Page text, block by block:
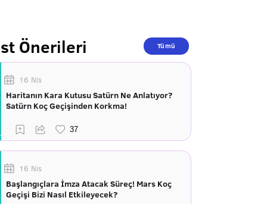
Önerileri Tümü
16 Nis
Haritanın Kara Kutusu Satürn Ne Anlatıyor?
Satürn Koç Geçişinden Korkma!
16 Nis
Başlangıçlara İmza Atacak Süreç! Mars Koç
Geçişi Bizi Nasıl Etkileyecek?